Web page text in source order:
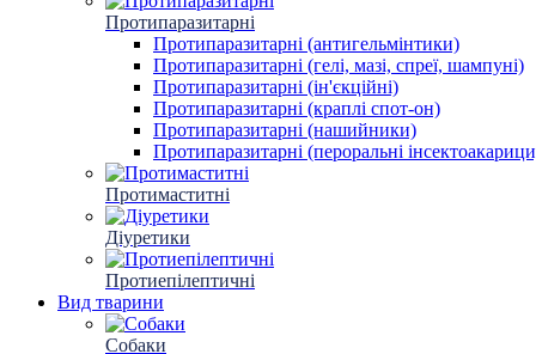
Протипаразитарні
Протипаразитарні (антигельмінтики)
Протипаразитарні (гелі, мазі, спреї, шампуні)
Протипаразитарні (ін'єкційні)
Протипаразитарні (краплі спот-он)
Протипаразитарні (нашийники)
Протипаразитарні (пероральні
Протимаститні
Діуретики
Протиепілептичні
Вид тварини
Собаки